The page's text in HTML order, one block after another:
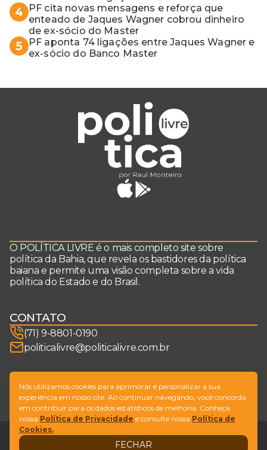
4
PF cita novas mensagens e reforça que
enteado de Jaques Wagner cobrou dinheiro
de ex-sócio do Master
5
PF aponta 74 ligações entre Jaques Wagner e
ex-sócio do Banco Master
O POLÍTICA LIVRE é o mais completo site sobre
política da Bahia, que revela os bastidores da política
baiana e permite uma visão completa sobre a vida
política do Estado e do Brasil.
CONTATO
(71) 9-8801-0190
politicalivre@politicalivre.com.br
SIGA-NOS
LegalFale conosco
Nós utilizamos cookies para aprimorar e personalizar a sua
experiência em nosso site. Ao continuar navegando, você concorda
em contribuir para os dados estatísticos de melhoria. Conheça
nossa Política de Privacidade e consulte nossa Política de
Cookies.
FECHAR